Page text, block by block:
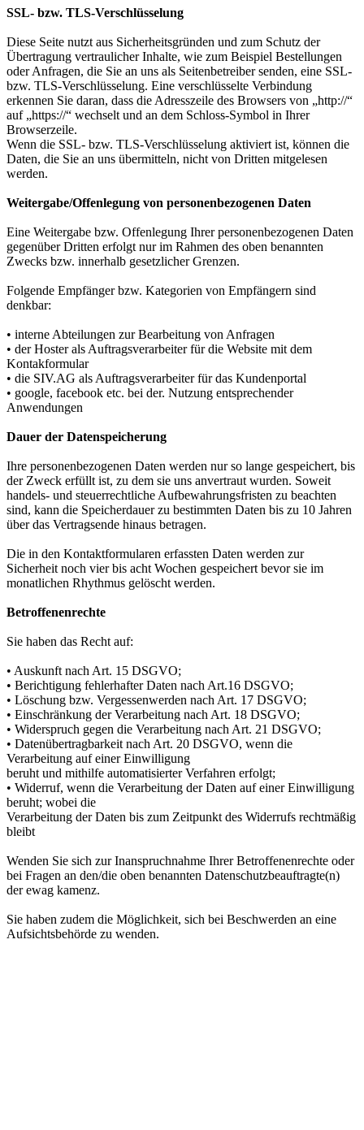
SSL- bzw. TLS-Verschlüsselung
Diese Seite nutzt aus Sicherheitsgründen und zum Schutz der
Übertragung vertraulicher Inhalte, wie zum Beispiel Bestellungen
oder Anfragen, die Sie an uns als Seitenbetreiber senden, eine SSL-
bzw. TLS-Verschlüsselung. Eine verschlüsselte Verbindung
erkennen Sie daran, dass die Adresszeile des Browsers von „http://“
auf „https://“ wechselt und an dem Schloss-Symbol in Ihrer
Browserzeile.
Wenn die SSL- bzw. TLS-Verschlüsselung aktiviert ist, können die
Daten, die Sie an uns übermitteln, nicht von Dritten mitgelesen
werden.
Weitergabe/Offenlegung von personenbezogenen Daten
Eine Weitergabe bzw. Offenlegung Ihrer personenbezogenen Daten
gegenüber Dritten erfolgt nur im Rahmen des oben benannten
Zwecks bzw. innerhalb gesetzlicher Grenzen.
Folgende Empfänger bzw. Kategorien von Empfängern sind
denkbar:
• interne Abteilungen zur Bearbeitung von Anfragen
• der Hoster als Auftragsverarbeiter für die Website mit dem
Kontakformular
• die SIV.AG als Auftragsverarbeiter für das Kundenportal
• google, facebook etc. bei der. Nutzung entsprechender
Anwendungen
Dauer der Datenspeicherung
Ihre personenbezogenen Daten werden nur so lange gespeichert, bis
der Zweck erfüllt ist, zu dem sie uns anvertraut wurden. Soweit
handels- und steuerrechtliche Aufbewahrungsfristen zu beachten
sind, kann die Speicherdauer zu bestimmten Daten bis zu 10 Jahren
über das Vertragsende hinaus betragen.
Die in den Kontaktformularen erfassten Daten werden zur
Sicherheit noch vier bis acht Wochen gespeichert bevor sie im
monatlichen Rhythmus gelöscht werden.
Betroffenenrechte
Sie haben das Recht auf:
• Auskunft nach Art. 15 DSGVO;
• Berichtigung fehlerhafter Daten nach Art.16 DSGVO;
• Löschung bzw. Vergessenwerden nach Art. 17 DSGVO;
• Einschränkung der Verarbeitung nach Art. 18 DSGVO;
• Widerspruch gegen die Verarbeitung nach Art. 21 DSGVO;
• Datenübertragbarkeit nach Art. 20 DSGVO, wenn die
Verarbeitung auf einer Einwilligung
beruht und mithilfe automatisierter Verfahren erfolgt;
• Widerruf, wenn die Verarbeitung der Daten auf einer Einwilligung
beruht; wobei die
Verarbeitung der Daten bis zum Zeitpunkt des Widerrufs rechtmäßig
bleibt
Wenden Sie sich zur Inanspruchnahme Ihrer Betroffenenrechte oder
bei Fragen an den/die oben benannten Datenschutzbeauftragte(n)
der ewag kamenz.
Sie haben zudem die Möglichkeit, sich bei Beschwerden an eine
Aufsichtsbehörde zu wenden.